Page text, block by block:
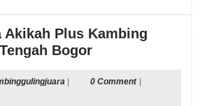
Akikah Plus Kambing
BogorPenyedia
Akikah
Kambinggulingjuara
| 0 Comment |